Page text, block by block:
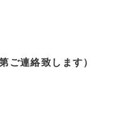
ご連絡致します）